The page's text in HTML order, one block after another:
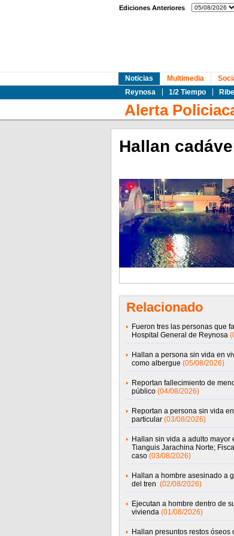
Ediciones Anteriores
Noticias
Reynosa
1/2 Tiempo
Multimedia
Alerta
Hallan
Relacionado
Fueron tres las personas que
Hospital General de Reynosa
Hallan a persona sin vida en
como albergue (05/08/2026)
Reportan fallecimiento de
público (04/08/2026)
Reportan a persona sin vida
particular (03/08/2026)
Hallan sin vida a adulto mayor
Tianguis Jarachina Norte;
caso (03/08/2026)
Hallan a hombre asesinado a
del tren (02/08/2026)
Ejecutan a hombre dentro de
vivienda (01/08/2026)
Hallan presuntos restos óseos